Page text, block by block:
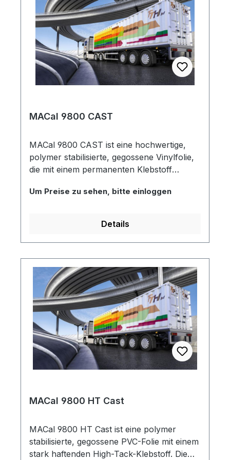
MACal 9800 CAST
MACal 9800 CAST ist eine hochwertige,
polymer stabilisierte, gegossene Vinylfolie,
die mit einem permanenten Klebstoff
Dimensionsstabilität bietet. Bei langfristigen
Hochleistungsfolien - nur so erhält man die
während der gesamten Anwendungsdauer.
Dank einer Haltbarkeit von bis zu zehn
Jahren, ist die MACal 9800 CAST Serie die
richtige Wahl für langfristige Anwendungen.
Um Preise zu sehen, bitte einloggen
Details
MACal 9800 HT Cast
MACal 9800 HT Cast ist eine polymer
stabilisierte, gegossene PVC-Folie mit einem
stark haftenden High-Tack-Klebstoff. Die